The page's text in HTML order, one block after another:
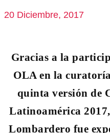
20 Diciembre, 2017
Gracias a la
OLA en la
quinta versión de
Latinoamérica
Lombardero fue